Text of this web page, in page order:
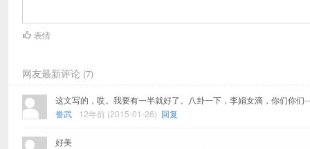
表情
网友最新评论 (7)
这文写的，哎。我要有一半就好了。八卦一下，李娟女滴，你们你们
誊武
12年前 (2015-01-26) 回复
好美